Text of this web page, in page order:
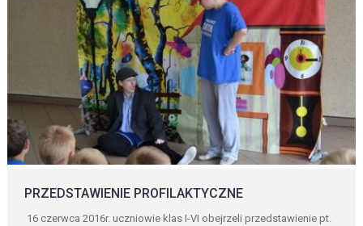
PRZEDSTAWIENIE PROFILAKTYCZNE
16 czerwca 2016r. uczniowie klas I-VI obejrzeli przedstawienie pt.